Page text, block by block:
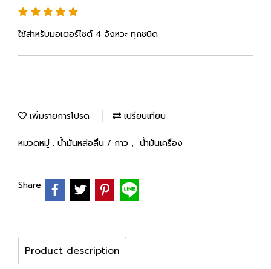
ใช้สำหรับมอเตอร์ไซต์ 4 จังหวะ ทุกชนิด
เพิ่มรายการโปรด เปรียบเทียบ
หมวดหมู่ : น้ำมันหล่อลื่น / กาว , น้ำมันเครื่อง
Share
Product description